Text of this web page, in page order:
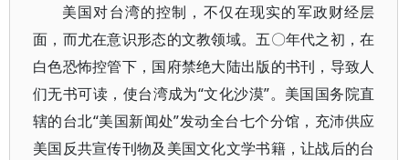
美国对台湾的控制，不仅在现实的军政财经层
面，而尤在意识形态的文教领域。五〇年代之初，在
白色恐怖控管下，国府禁绝大陆出版的书刊，导致人
们无书可读，使台湾成为“文化沙漠”。美国国务院直
辖的台北“美国新闻处”发动全台七个分馆，充沛供应
美国反共宣传刊物及美国文化文学书籍，让战后的台